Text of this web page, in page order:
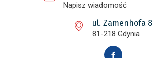
Napisz wiadomość
ul. Zamenhofa 8
81-218 Gdynia